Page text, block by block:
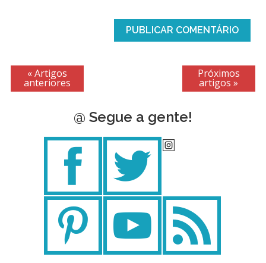
« Artigos
anteriores
Próximos
artigos »
@ Segue a gente!